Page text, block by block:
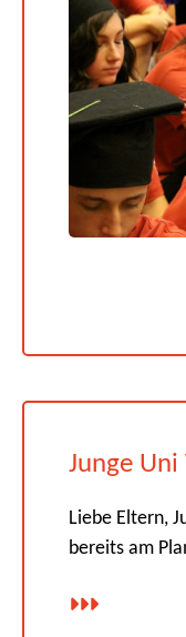
Junge
Liebe Eltern,
bereits am